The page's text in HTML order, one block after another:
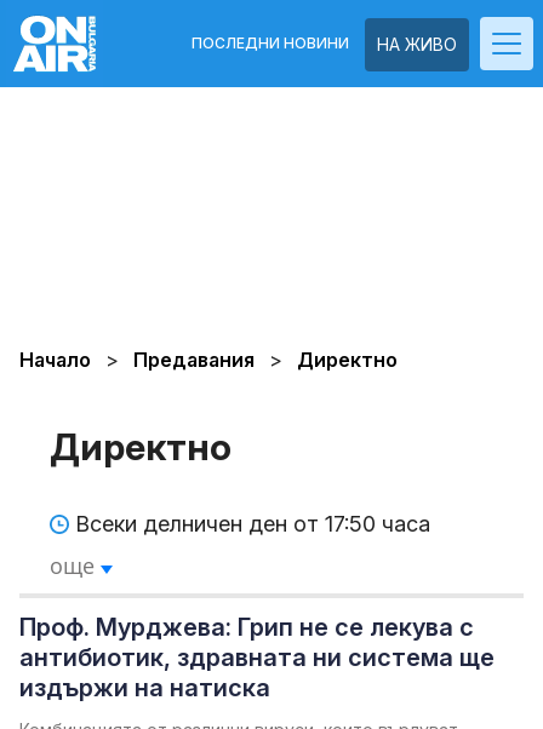
НА ЖИВО
ПОСЛЕДНИ НОВИНИ
Начало Предавания Директно
Директно
Всеки делничен ден от 17:50 часа
още
Проф. Мурджева: Грип не се лекува с
антибиотик, здравната ни система ще
издържи на натиска